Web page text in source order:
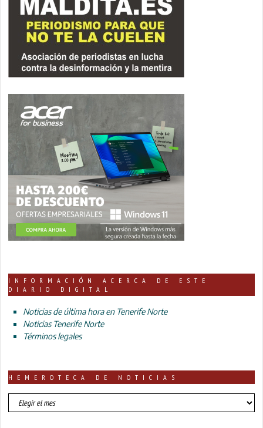
INFORMACIÓN ACERCA DE ESTE
DIARIO DIGITAL
Noticias de última hora en Tenerife Norte
Noticias Tenerife Norte
Términos legales
HEMEROTECA DE NOTICIAS
HEMEROTECA
DE